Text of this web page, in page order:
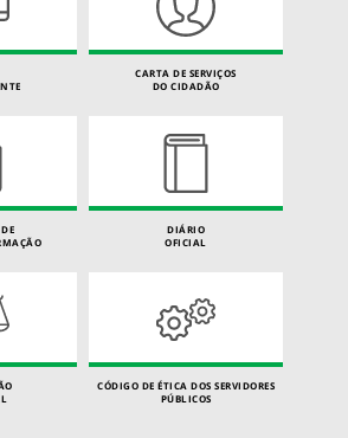
CARTA DE SERVIÇOS
DO CIDADÃO
DIÁRIO
OFICIAL
CÓDIGO DE ÉTICA DOS SERVIDORES
PÚBLICOS